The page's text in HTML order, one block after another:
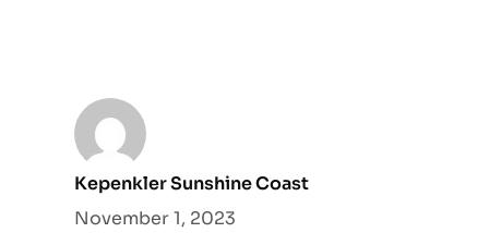
Kepenkler Sunshine Coast
November 1, 2023